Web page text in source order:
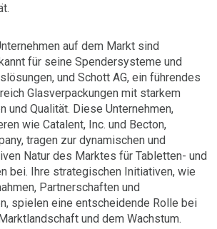
auf dem Markt sind
für seine Spendersysteme und
und Schott AG, ein führendes
Glasverpackungen mit starkem
und Qualität. Diese Unternehmen,
wie Catalent, Inc. und Becton,
tragen zur dynamischen und
Natur des Marktes für Tabletten- und
bei. Ihre strategischen Initiativen, wie
Partnerschaften und
spielen eine entscheidende Rolle bei
und dem Wachstum.